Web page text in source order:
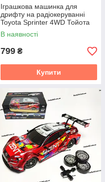
Іграшкова машинка для
дрифту на радіокеруванні
Toyota Sprinter 4WD Тойота
на радіокеруванні дрифт
В наявності
799 ₴
Купити